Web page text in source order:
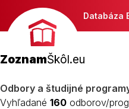
Databáza
ZoznamŠkôl.eu
Odbory a študijné
Vyhľadané 160 odborov/